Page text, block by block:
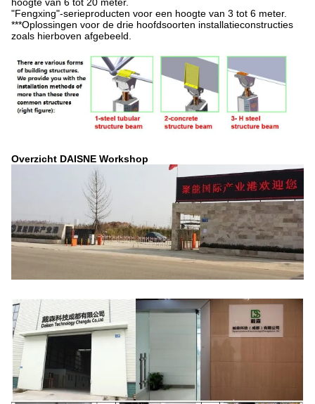
"Fengxing"-serieproducten voor een hoogte van 3 tot 6 meter.
***Oplossingen voor de drie hoofdsoorten installatieconstructies
zoals hierboven afgebeeld.
Overzicht DAISNE Workshop